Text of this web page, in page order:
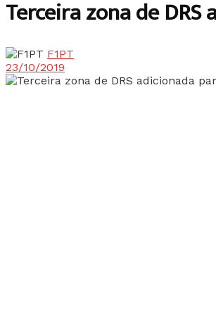
Terceira zona de
F1PT
23/10/2019